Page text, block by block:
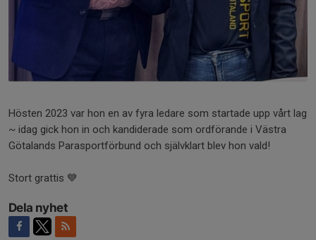
Hösten 2023 var hon en av fyra ledare som startade upp vårt lag
~ idag gick hon in och kandiderade som ordförande i Västra
Götalands Parasportförbund och självklart blev hon vald!
Stort grattis 💙
Dela nyhet